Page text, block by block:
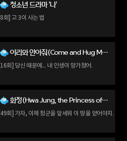
청소년 드라마 '나'
[8회] 고 3이 사는 법
이리와 안아줘(Come and Hug Me)
[16회] 당신 때문에... 내 인생이 망가졌어.
화정(Hwa Jung, the Princess of Light)
[49회] 가자, 이제 청군을 앞세워 이 땅을 얻어야지.